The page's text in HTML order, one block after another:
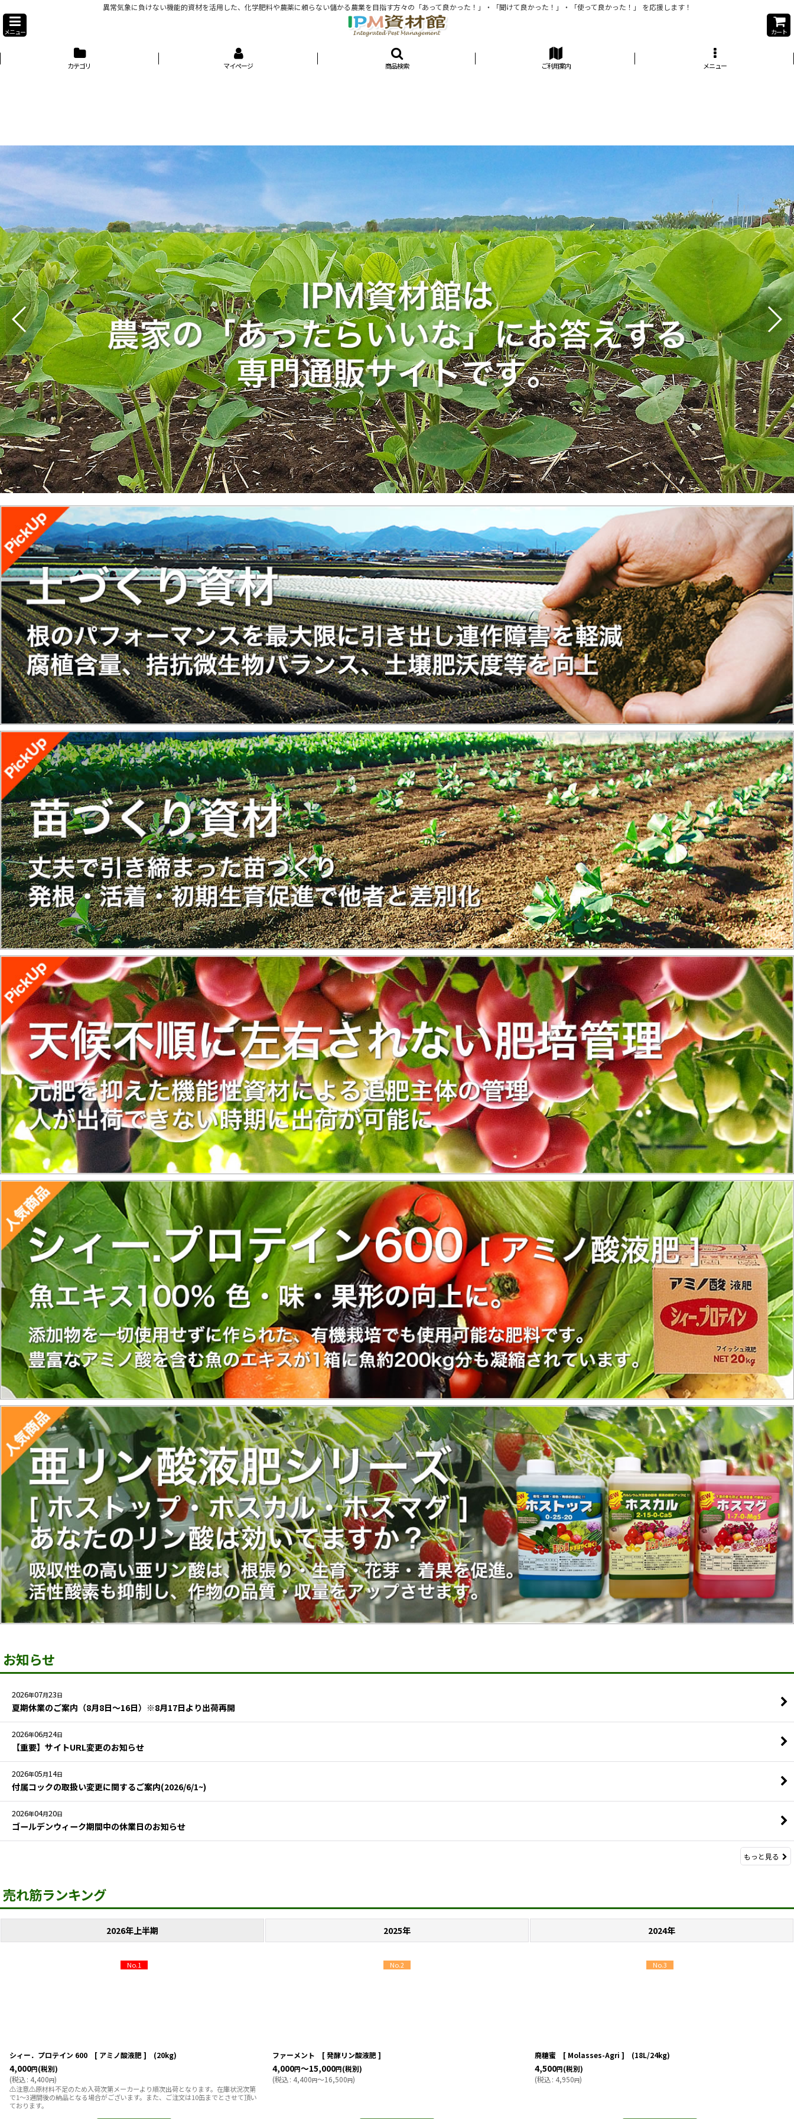
異常気象に負けない機能的資材を活用した、化学肥料や農薬に頼らない儲かる農業を目指す方々の「あって良かった！」・「聞けて良かった！」・「使って良かった！」 を応援します！
メニュー カート
カテゴリ マイページ 商品検索 ご利用案内 メニュー
お知らせ
2026年07月23日
夏期休業のご案内（8月8日～16日）※8月17日より出荷再開
2026年06月24日
【重要】サイトURL変更のお知らせ
2026年05月14日
付属コックの取扱い変更に関するご案内(2026/6/1~)
2026年04月20日
ゴールデンウィーク期間中の休業日のお知らせ
もっと見る
売れ筋ランキング
2026年上半期 2025年 2024年
No.1
シィー．プロテイン 600 [ アミノ酸液肥 ] (20kg)
4,000円(税別)
(税込: 4,400円)
⚠注意⚠原材料不足のため入荷次第メーカーより順次出荷となります。在庫状況次第
で1〜3週間後の納品となる場合がございます。また、ご注文は10缶までとさせて頂い
ております。
No.2
ファーメント [ 発酵リン酸液肥 ]
4,000円～15,000円(税別)
(税込: 4,400円～16,500円)
No.3
廃糖蜜 [ Molasses-Agri ] (18L/24kg)
4,500円(税別)
(税込: 4,950円)